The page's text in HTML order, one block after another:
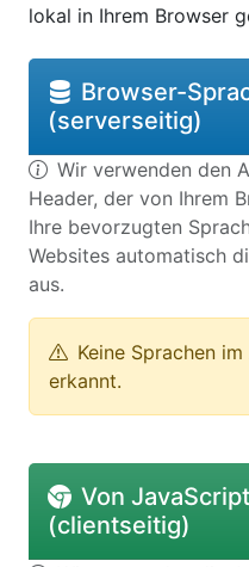
lokal in Ihrem Browser
Browser-
(serverseitig)
Wir verwenden den
Header, der von Ihrem
Ihre bevorzugten
Websites automatisch
aus.
Keine Sprachen
erkannt.
Von
(clientseitig)